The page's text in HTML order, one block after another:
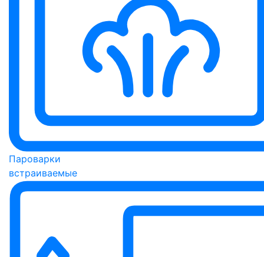
Пароварки
встраиваемые